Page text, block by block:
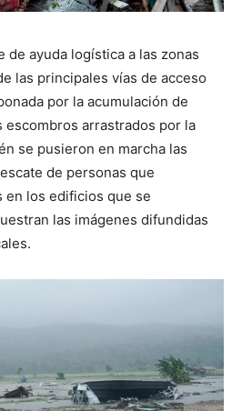
de ayuda logística a las zonas
las principales vías de acceso
por la acumulación de
arrastrados por la
se pusieron en marcha las
de personas que
en los edificios que se
las imágenes difundidas